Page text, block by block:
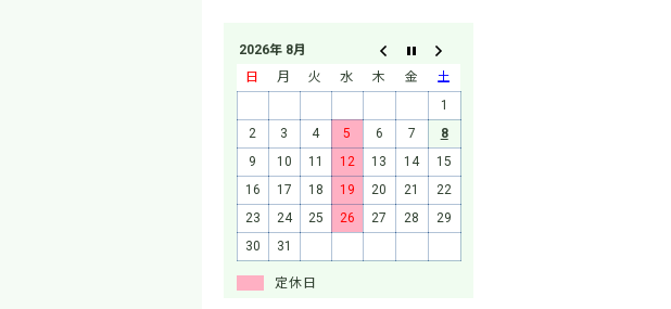
2026年 8月
日
月 火 水 木 金
土
1
2
3 4 5 6 7
8
9
10 11 12 13 14
15
16
17 18 19 20 21
22
23
24 25 26 27 28
29
30
31
定休日